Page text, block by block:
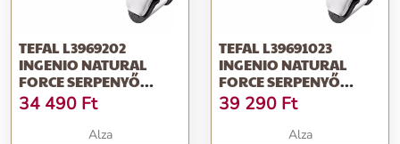
TEFAL L3969202
INGENIO NATURAL
FORCE SERPENYŐ
SZETT, 3 DB
34 490 Ft
Alza
TEFAL L39691023
INGENIO NATURAL
FORCE SERPENYŐ
SZETT, 3 DB
39 290 Ft
Alza